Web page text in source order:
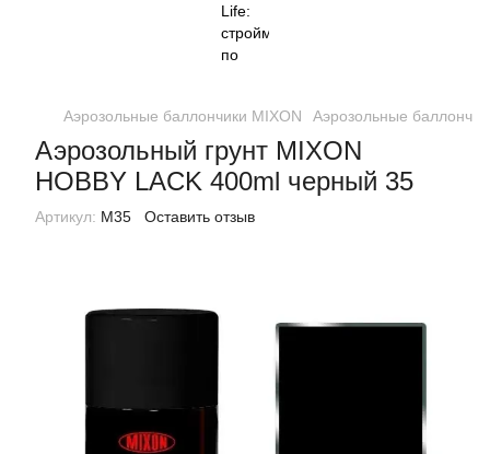
Аэрозольные баллончики MIXON Аэрозольные
Аэрозольный грунт MIXON
HOBBY LACK 400ml черный 35
Артикул: M35 Оставить отзыв